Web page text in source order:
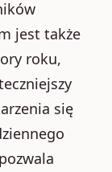
jest także
roku,
się